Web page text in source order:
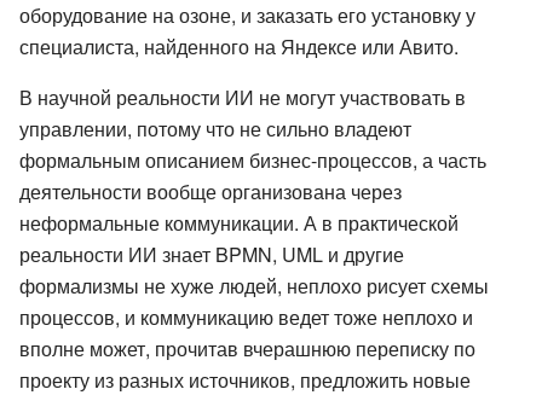
оборудование на озоне, и заказать его установку у
специалиста, найденного на Яндексе или Авито.
В научной реальности ИИ не могут участвовать в
управлении, потому что не сильно владеют
формальным описанием бизнес-процессов, а часть
деятельности вообще организована через
неформальные коммуникации. А в практической
реальности ИИ знает BPMN, UML и другие
формализмы не хуже людей, неплохо рисует схемы
процессов, и коммуникацию ведет тоже неплохо и
вполне может, прочитав вчерашнюю переписку по
проекту из разных источников, предложить новые